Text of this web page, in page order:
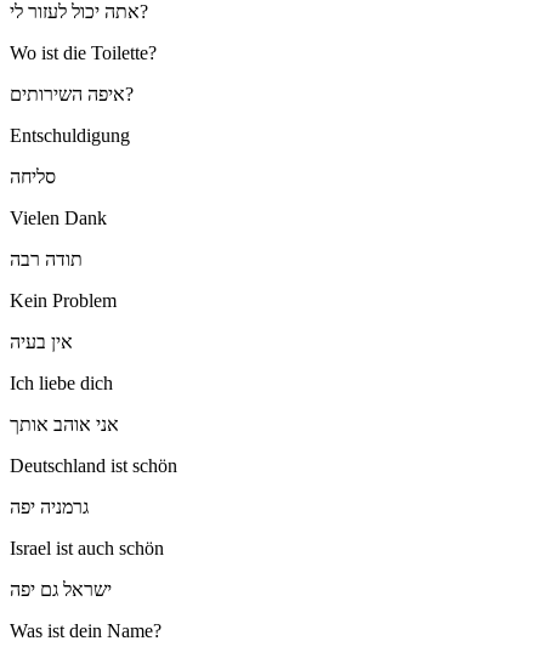
אתה יכול לעזור לי?
Wo ist die Toilette?
איפה השירותים?
Entschuldigung
סליחה
Vielen Dank
תודה רבה
Kein Problem
אין בעיה
Ich liebe dich
אני אוהב אותך
Deutschland ist schön
גרמניה יפה
Israel ist auch schön
ישראל גם יפה
Was ist dein Name?